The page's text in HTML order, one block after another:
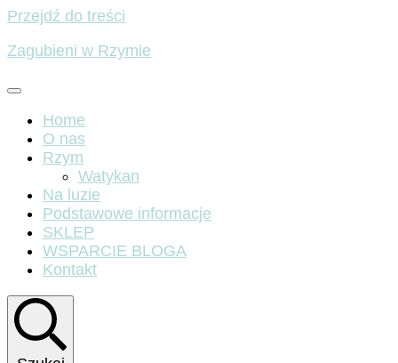
Przejdź do treści
Zagubieni w Rzymie
Home
O nas
Rzym
Watykan
Na luzie
Podstawowe informacje
SKLEP
WSPARCIE BLOGA
Kontakt